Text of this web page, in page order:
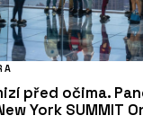
před očima.
York SUMMIT